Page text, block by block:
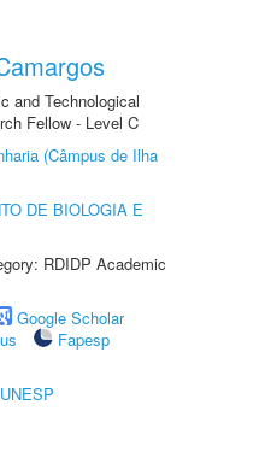
and Technological
Fellow - Level C
(Câmpus de Ilha
DE BIOLOGIA E
RDIDP Academic
Google Scholar
Fapesp